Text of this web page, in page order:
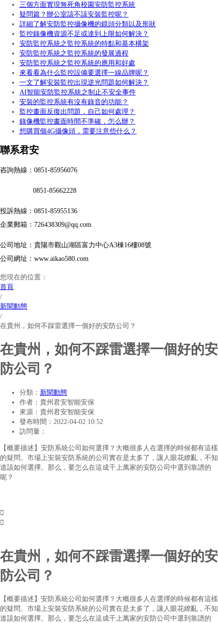
三個方面實現無死角校園安防監控系統
疑問篇？辦公室該不該安裝監控呢？
詳細了解安防監控攝像機的鏡頭分類以及形狀
監控錄像機資源不足或達到上限如何解決？
安防監控系統之監控系統的特點和基本構架
安防監控系統之監控系統的發展過程
安防監控系統之監控系統的應用和好處
來看看為什么監控設備要選擇一線品牌呢？
一文了解安裝監控出現逆光問題如何解決？
AI智能安防監控系統之制止不安全事件
安裝的監控系統有沒有錄音的功能？
監控畫面反復出問題，自己如何處理？
錄像機監控畫面時間不準確，怎么辦？
想購買個4G攝像頭，需要注意些什么？
聯系君安
咨詢熱線：0851-85956076
0851-85662228
投訴熱線：0851-85955136
企業郵箱：726438309@qq.com
公司地址：貴陽市觀山湖區富力中心A3棟16樓08號
公司網址：www.aikao580.com
您現在的位置：
首頁
/
新聞動態
/
在貴州，如何不踩雷選擇一個好的安防公司？
在貴州，如何不踩雷選擇一個好的安
防公司？
分類： 新聞動態
作者： 貴州君安智能安保
來源： 貴州君安智能安保
發布時間： 2022-04-02 10:52
訪問量：
【概要描述】 安防系統公司如何選擇？大概很多人在選擇的時候都有這樣
的疑問。市場上安裝安防系統的公司實在是太多了，讓人眼花繚亂，不知
道該如何選擇。那么，要怎么在這成千上萬家的安防公司中選到靠譜的
呢？


在貴州，如何不踩雷選擇一個好的安
防公司？
【概要描述】 安防系統公司如何選擇？大概很多人在選擇的時候都有這樣
的疑問。市場上安裝安防系統的公司實在是太多了，讓人眼花繚亂，不知
道該如何選擇。那么，要怎么在這成千上萬家的安防公司中選到靠譜的